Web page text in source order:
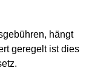
hängt
geregelt ist dies